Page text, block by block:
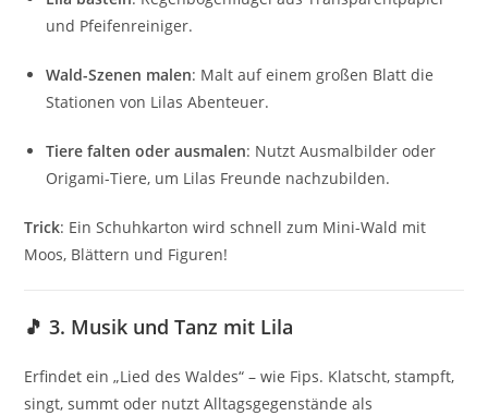
und Pfeifenreiniger.
Wald-Szenen malen: Malt auf einem großen Blatt die
Stationen von Lilas Abenteuer.
Tiere falten oder ausmalen: Nutzt Ausmalbilder oder
Origami-Tiere, um Lilas Freunde nachzubilden.
Trick: Ein Schuhkarton wird schnell zum Mini-Wald mit
Moos, Blättern und Figuren!
🎵 3. Musik und Tanz mit Lila
Erfindet ein „Lied des Waldes“ – wie Fips. Klatscht, stampft,
singt, summt oder nutzt Alltagsgegenstände als